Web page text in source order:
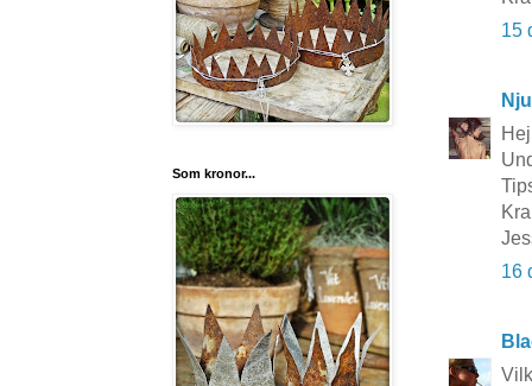
15
16
Som kronor...